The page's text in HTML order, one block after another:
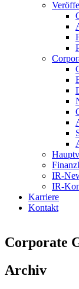
IR-
IR-
Karriere
Kontakt
Corporate
Archiv